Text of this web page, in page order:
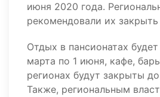
июня 2020 года.
рекомендовали их
Отдых в пансионатах
марта по 1 июня, кафе,
регионах будут закрыты
Также, региональным